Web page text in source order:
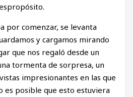
por comenzar, se levanta
y cargamos mirando
que nos regaló desde un
tormenta de sorpresa, un
impresionantes en las que
es posible que esto estuviera